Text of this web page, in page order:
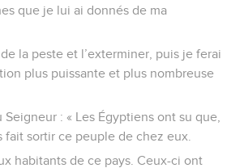
que je lui ai donnés de ma
la peste et l’exterminer, puis je ferai
plus puissante et plus nombreuse
: « Les Égyptiens ont su que,
fait sortir ce peuple de chez eux.
habitants de ce pays. Ceux-ci ont